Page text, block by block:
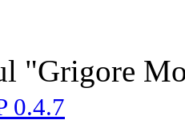
"Grigore
0.4.7